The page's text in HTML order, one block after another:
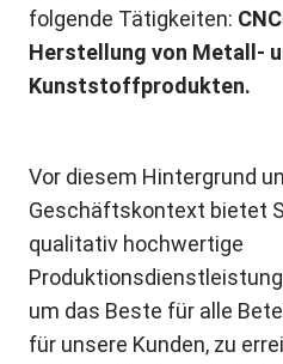
folgende Tätigkeiten:
Herstellung von Metall-
Kunststoffprodukten.
Vor diesem Hintergrund
Geschäftskontext bietet
qualitativ hochwertige
um das Beste für alle
für unsere Kunden, zu